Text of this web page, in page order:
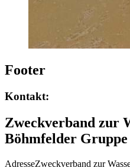
Footer
Kontakt:
Zweckverband zur
Böhmfelder Gruppe
AdresseZweckverband zur